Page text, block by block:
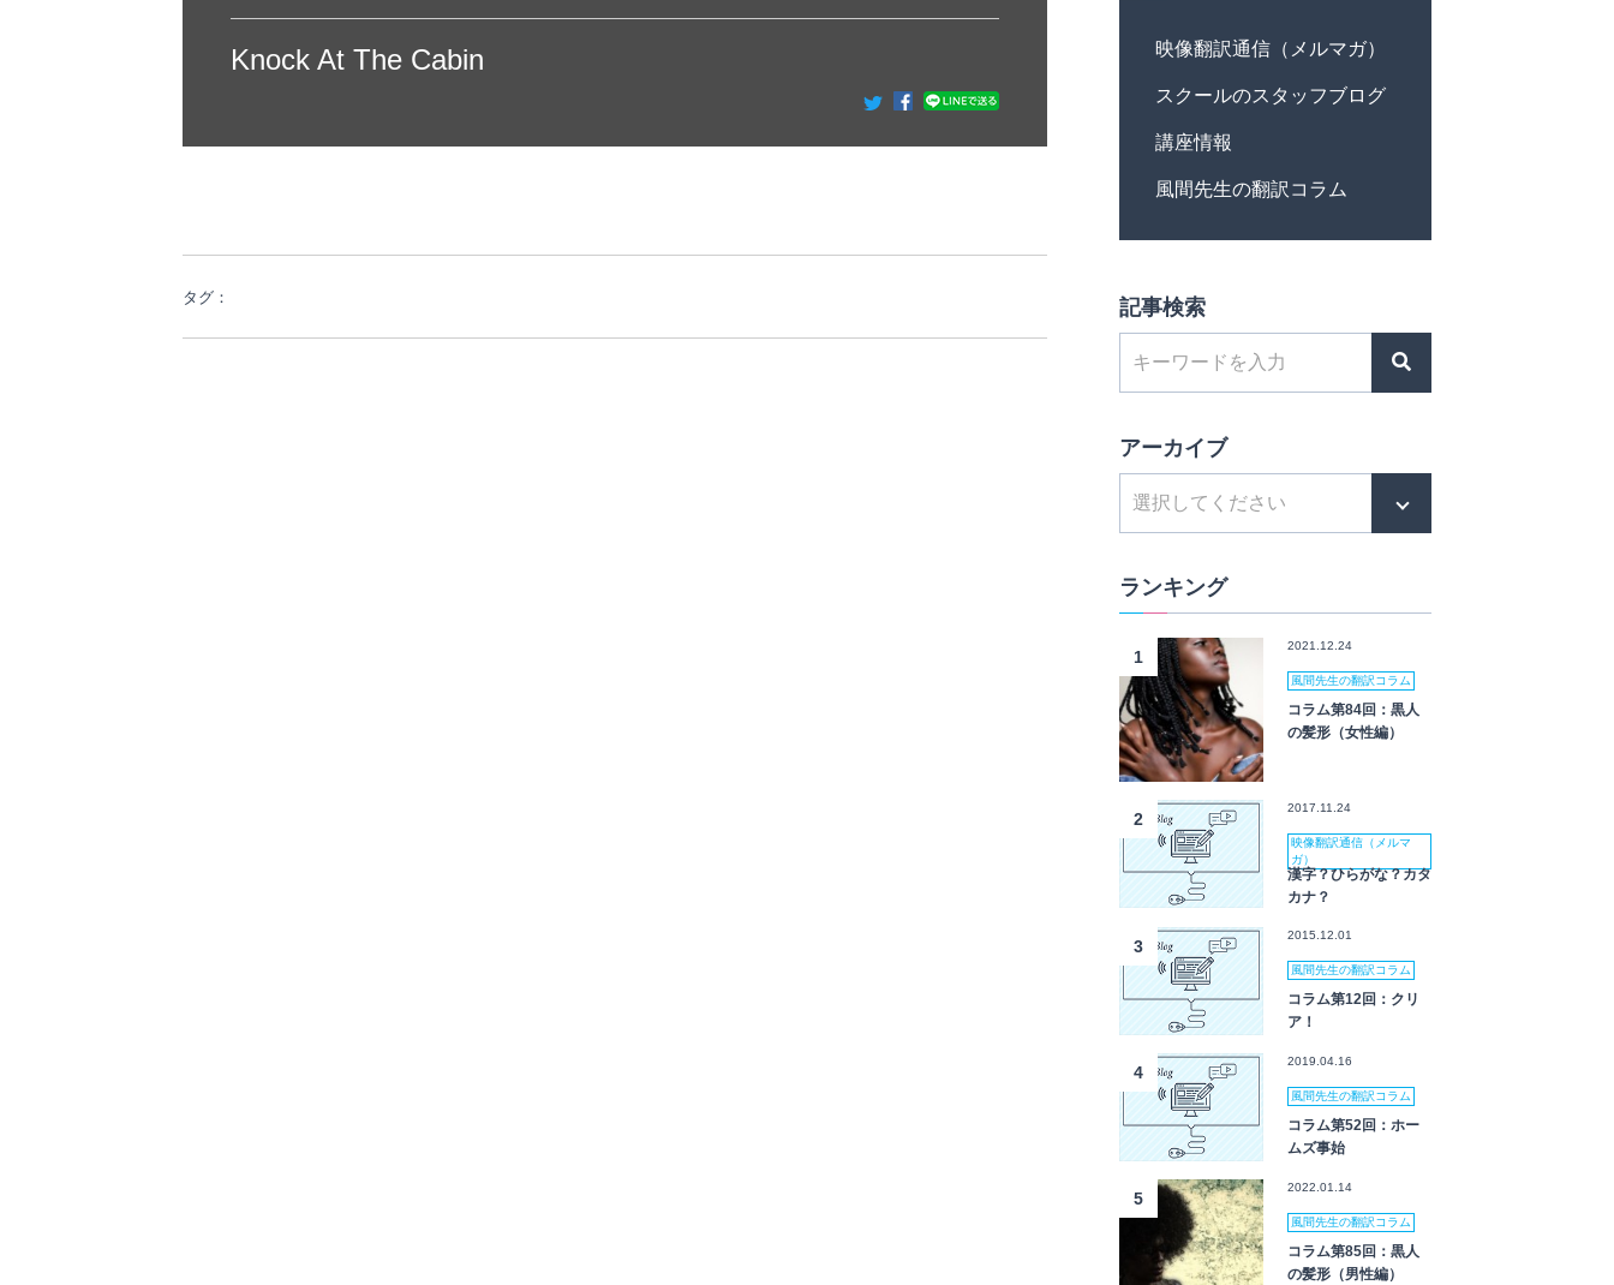
Knock At The Cabin
タグ：
映像翻訳通信（メルマガ）
スクールのスタッフブログ
講座情報
風間先生の翻訳コラム
記事検索
アーカイブ
ランキング
1
2021.12.24
風間先生の翻訳コラム
コラム第84回：黒人
の髪形（女性編）
2
2017.11.24
映像翻訳通信（メルマ
ガ）
漢字？ひらがな？カタ
カナ？
3
2015.12.01
風間先生の翻訳コラム
コラム第12回：クリ
ア！
4
2019.04.16
風間先生の翻訳コラム
コラム第52回：ホー
ムズ事始
5
2022.01.14
風間先生の翻訳コラム
コラム第85回：黒人
の髪形（男性編）